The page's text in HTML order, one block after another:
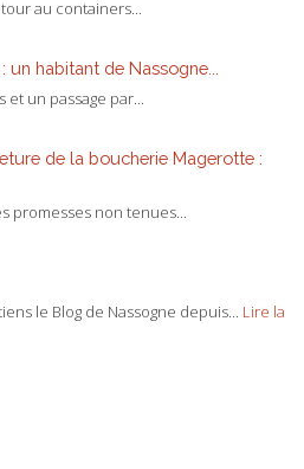
au containers...
un habitant de Nassogne...
et un passage par...
de la boucherie Magerotte :
promesses non tenues...
le Blog de Nassogne depuis... Lire la